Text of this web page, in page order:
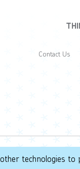
Contact Us
technologies